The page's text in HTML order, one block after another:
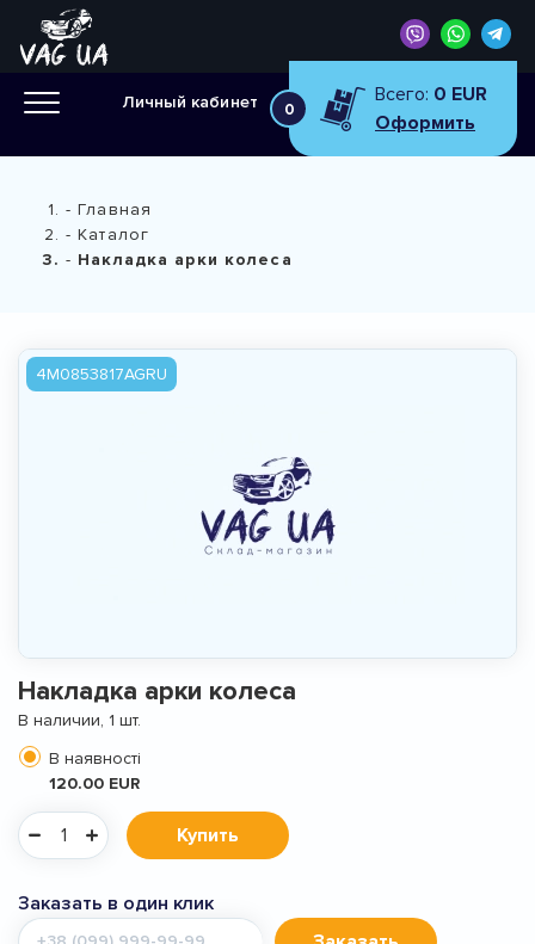
Личный кабинет 0
Всего: 0 EUR
Оформить
Главная
Каталог
Накладка арки колеса
4M0853817AGRU
Накладка арки колеса
В наличии, 1 шт.
В наявності
120.00 EUR
Купить
Заказать в один клик
Мобильный